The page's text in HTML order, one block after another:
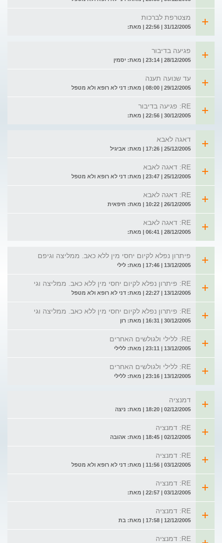
מצטרפת לברכות
31/12/2005 | 22:56 | מאת:
פגיעה בדיבור
28/12/2005 | 23:14 | מאת: יסמין
עד שנועה תענה
29/12/2005 | 08:00 | מאת: דני לא רופא ולא מטפל
RE: פגיעה בדיבור
30/12/2005 | 22:56 | מאת:
דאגה לאבא
25/12/2005 | 17:26 | מאת: אביגיל
RE: דאגה לאבא
25/12/2005 | 23:47 | מאת: דני לא רופא ולא מטפל
RE: דאגה לאבא
26/12/2005 | 10:22 | מאת: חיפאית
RE: דאגה לאבא
28/12/2005 | 06:41 | מאת:
פיתרון נפלא לקיום יחסי מין ללא כאב. ממליצה וגיפם
13/12/2005 | 17:46 | מאת: לילי
RE: פיתרון נפלא לקיום יחסי מין ללא כאב. ממליצה וגי
13/12/2005 | 22:27 | מאת: דני לא רופא ולא מטפל
RE: פיתרון נפלא לקיום יחסי מין ללא כאב. ממליצה וגי
30/12/2005 | 16:31 | מאת: רון
RE: ללילי ולגולשים האחרים
13/12/2005 | 23:11 | מאת: ללילי
RE: ללילי ולגולשים האחרים
13/12/2005 | 23:16 | מאת: ללילי
דמנציה
02/12/2005 | 18:20 | מאת: ניצה
RE: דמנציה
02/12/2005 | 18:45 | מאת: אהובה
RE: דמנציה
03/12/2005 | 11:56 | מאת: דני לא רופא ולא מטפל
RE: דמנציה
03/12/2005 | 22:57 | מאת:
RE: דמנציה
12/12/2005 | 17:58 | מאת: בת
RE: דמנציה